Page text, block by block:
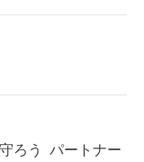
ろう パートナー